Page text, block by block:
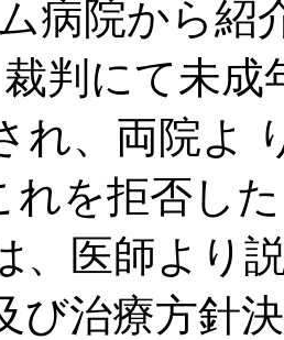
病院から紹
判にて未
れ、両院よ
れを拒否し
、医師より
び治療方針